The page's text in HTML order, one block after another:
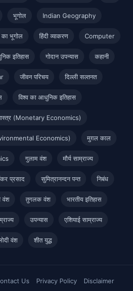
भूगोल Indian Geography
का भूगोल हिंदी व्याकरण Computer
इतिहास गोदान उपन्यास कहानी
जीवन परिचय दिल्ली सल्तनत
विश्व का आधुनिक इतिहास
(Monetary Economics)
Economics) मुग़ल काल
गुलाम वंश मौर्य साम्राज्य
प्रसाद सुमित्रानन्दन पन्त निबंध
वंश तुगलक वंश भारतीय इतिहास
उपन्यास एशियाई साम्राज्य
वंश शीत युद्ध
Us Privacy Policy
Disclaimer